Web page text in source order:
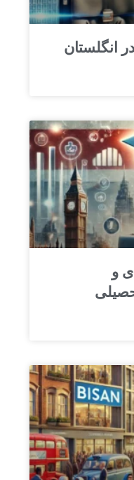
انگلستان
و